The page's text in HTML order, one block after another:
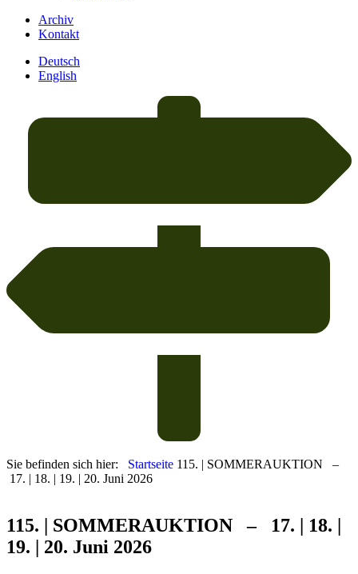
Archiv
Kontakt
Deutsch
English
Sie befinden sich hier: Startseite 115. | SOMMERAUKTION –
17. | 18. | 19. | 20. Juni 2026
115. | SOMMERAUKTION – 17. | 18. |
19. | 20. Juni 2026